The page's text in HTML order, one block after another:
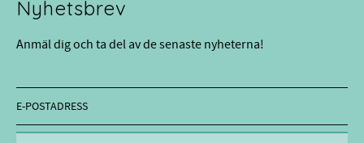
Nyhetsbrev
Anmäl dig och ta del av de senaste nyheterna!